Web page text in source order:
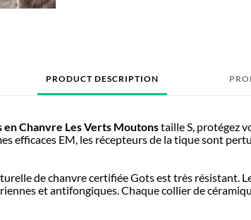
PRODUCT DESCRIPTION
Chanvre Les Verts Moutonstaille S, protégez
efficaces EM, les récepteurs de la tique sont
de chanvre certifiée Gots est très résistant.
et antifongiques. Chaque collier de